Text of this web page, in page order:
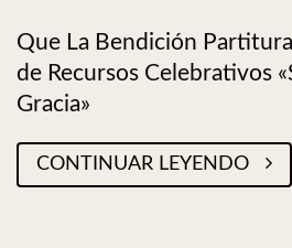
Que La Bendición
de Recursos Celebrativos
Gracia»
CONTINUAR LEYENDO